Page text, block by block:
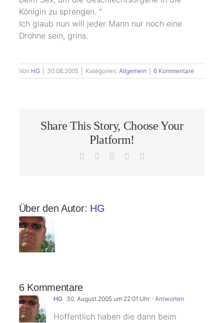
Königin zu sprengen. “
Ich glaub nun will jeder Mann nur noch eine
Drohne sein, grins.
Von HG 30.08.2005 Kategorien: Allgemein 6 Kommentare
Share This Story, Choose Your
Platform!
Facebook LinkedInPinterest
Über den Autor: HG
6 Kommentare
HG 30. August 2005 um 22:01 Uhr- Antworten
Hoffentlich haben die dann beim